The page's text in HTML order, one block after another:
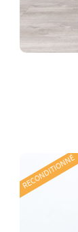
RECONDITIONNÉ